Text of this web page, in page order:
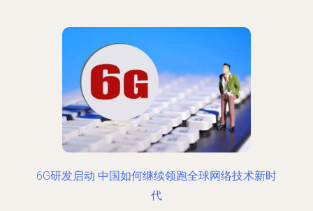
6G研发启动 中国如何继续领跑全球网络技术新时
代